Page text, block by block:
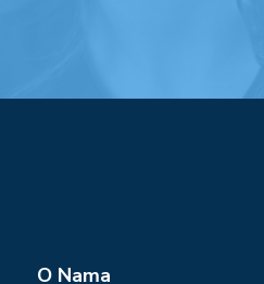
О Nama